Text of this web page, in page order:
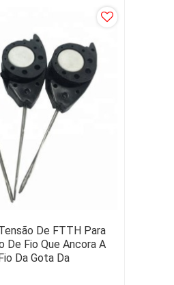
De FTTH Para
De Fio Que Ancora A
Da Gota Da